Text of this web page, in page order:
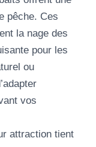
pêche. Ces
la nage des
pour les
ou
vos
attraction tient